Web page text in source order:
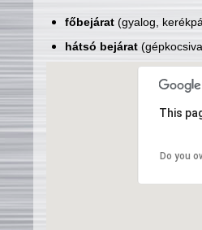
főbejárat(gyalog,
hátsó bejárat
This
Do you